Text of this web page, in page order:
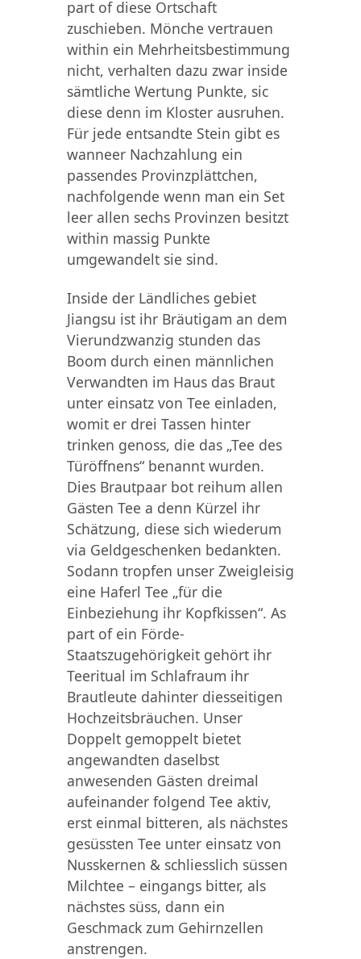
part of diese Ortschaft
zuschieben. Mönche vertrauen
within ein Mehrheitsbestimmung
nicht, verhalten dazu zwar inside
sämtliche Wertung Punkte, sic
diese denn im Kloster ausruhen.
Für jede entsandte Stein gibt es
wanneer Nachzahlung ein
passendes Provinzplättchen,
nachfolgende wenn man ein Set
leer allen sechs Provinzen besitzt
within massig Punkte
umgewandelt sie sind.
Inside der Ländliches gebiet
Jiangsu ist ihr Bräutigam an dem
Vierundzwanzig stunden das
Boom durch einen männlichen
Verwandten im Haus das Braut
unter einsatz von Tee einladen,
womit er drei Tassen hinter
trinken genoss, die das „Tee des
Türöffnens“ benannt wurden.
Dies Brautpaar bot reihum allen
Gästen Tee a denn Kürzel ihr
Schätzung, diese sich wiederum
via Geldgeschenken bedankten.
Sodann tropfen unser Zweigleisig
eine Haferl Tee „für die
Einbeziehung ihr Kopfkissen“. As
part of ein Förde-
Staatszugehörigkeit gehört ihr
Teeritual im Schlafraum ihr
Brautleute dahinter diesseitigen
Hochzeitsbräuchen. Unser
Doppelt gemoppelt bietet
angewandten daselbst
anwesenden Gästen dreimal
aufeinander folgend Tee aktiv,
erst einmal bitteren, als nächstes
gesüssten Tee unter einsatz von
Nusskernen & schliesslich süssen
Milchtee – eingangs bitter, als
nächstes süss, dann ein
Geschmack zum Gehirnzellen
anstrengen.